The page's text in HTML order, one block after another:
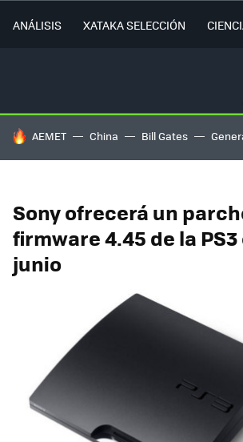
ANÁLISIS XATAKA SELECCIÓN
HOY SE HABLA DE
AEMET China Bill Gates
Sony ofrecerá un
firmware 4.45 de la PS3
junio